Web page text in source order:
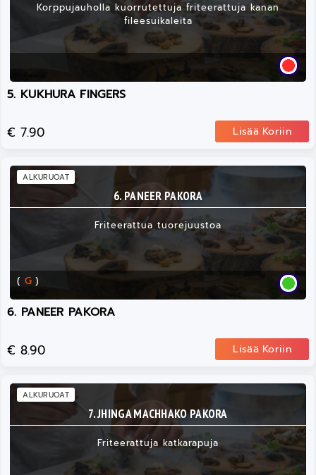
Korppujauholla kuorrutettuja friteerattuja kanan
fileesuikaleita
5. KUKHURA FINGERS
€ 7.90 Lisää Koriin
6. PANEER PAKORA
Friteerattua tuorejuustoa
( G )
ALKURUOAT
6. PANEER PAKORA
€ 8.90 Lisää Koriin
7. JHINGA MACHHAKO PAKORA
Friteerattuja katkarapuja
ALKURUOAT